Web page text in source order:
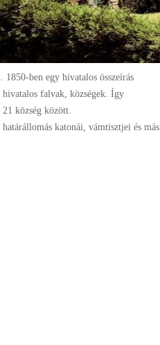
ben egy hivatalos összeírás
falvak, községek. Így
község között.
katonái, vámtisztjei és más